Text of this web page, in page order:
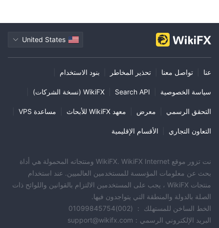
United States
عنا تواصل معنا تحذير المخاطر بنود الاستخدام
سياسة الخصوصية Search API WikiFX (نسخة الشركات)
التحقق الرسمي معرض معهد WikiFX للأبحاث مساعدة VPS
التعاون التجاري الأقسام الإقليمية
نت تزور موقع WikiFX. WikiFX Internet ومنتجاته المحمولة هي أداة
بحث عن معلومات المؤسسة للمستخدمين العالميين. عند استخدام
منتجات WikiFX ، يجب على المستخدمين الالتزام بالقوانين واللوائح ذات
الصلة بالدولة والمنطقة التي يتواجدون فيها.
الخط الساخن للمستهلك ： (002)01099845754
البريد الإلكتروني الرسمي：support@wikifx.com